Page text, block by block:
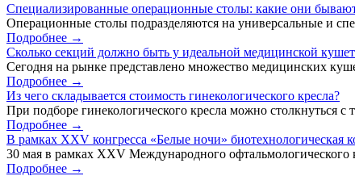
Специализированные операционные столы: какие они
Операционные столы подразделяются на универсальные и
Подробнее →
Сколько секций должно быть у идеальной медицинской
Сегодня на рынке представлено множество медицинских
Подробнее →
Из чего складывается стоимость гинекологического кресла?
При подборе гинекологического кресла можно столкнуться
Подробнее →
В рамках XXV конгресса «Белые ночи»
30 мая в рамках XXV Международного офтальмологического
Подробнее →